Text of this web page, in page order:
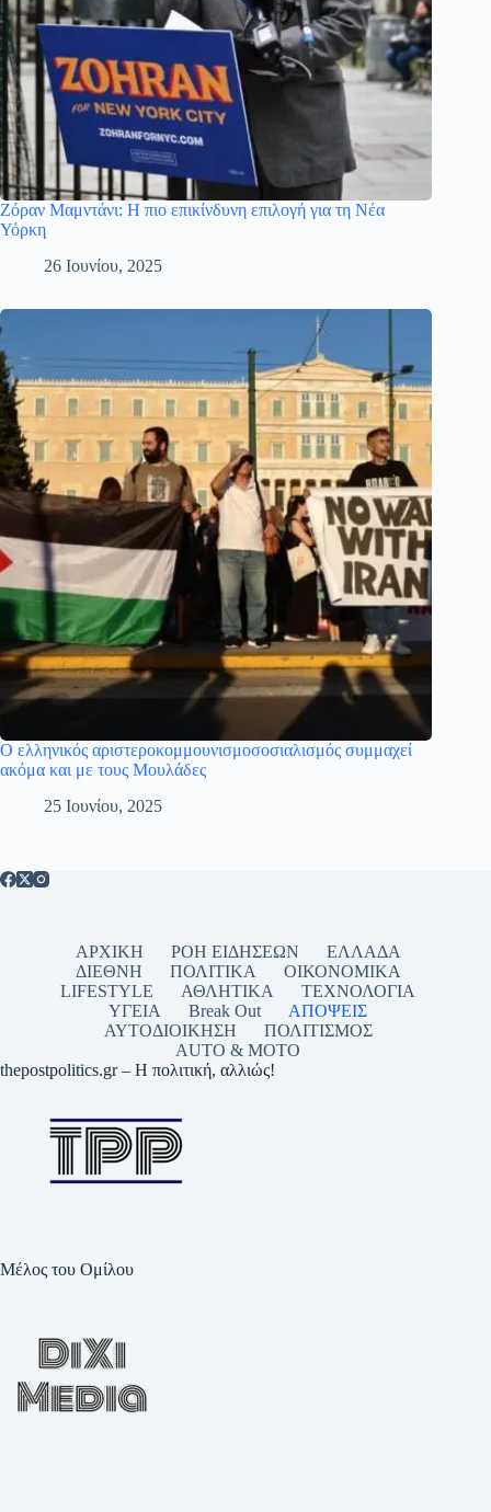
Ζόραν Μαμντάνι: Η πιο επικίνδυνη επιλογή για τη Νέα
Υόρκη
26 Ιουνίου, 2025
Ο ελληνικός αριστεροκομμουνισμοσοσιαλισμός συμμαχεί
ακόμα και με τους Μουλάδες
25 Ιουνίου, 2025
ΑΡΧΙΚΗ ΡΟΗ ΕΙΔΗΣΕΩΝ
ΕΛΛΑΔΑ
ΔΙΕΘΝΗ
ΠΟΛΙΤΙΚΑ
ΟΙΚΟΝΟΜΙΚΑ
LIFESTYLE
ΑΘΛΗΤΙΚΑ
ΤΕΧΝΟΛΟΓΙΑ
ΥΓΕΙΑ
Break Out
ΑΠΟΨΕΙΣ
ΑΥΤΟΔΙΟΙΚΗΣΗ
ΠΟΛΙΤΙΣΜΟΣ
AUTO & MOTO
thepostpolitics.gr – Η πολιτική, αλλιώς!
Μέλος του Ομίλου